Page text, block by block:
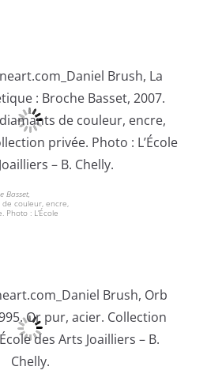
Basset,
de couleur, encre,
Photo : L’École